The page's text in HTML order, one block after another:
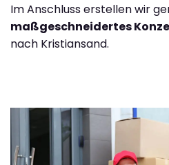
Im Anschluss erstellen wir
maßgeschneidertes
nach Kristiansand.